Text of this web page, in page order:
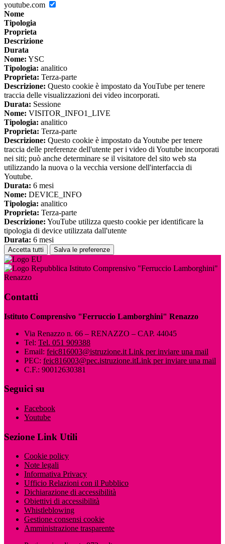
youtube.com
Nome
Tipologia
Proprieta
Descrizione
Durata
Nome: YSC
Tipologia: analitico
Proprieta: Terza-parte
Descrizione: Questo cookie è impostato da YouTube per tenere
traccia delle visualizzazioni dei video incorporati.
Durata: Sessione
Nome: VISITOR_INFO1_LIVE
Tipologia: analitico
Proprieta: Terza-parte
Descrizione: Questo cookie è impostato da Youtube per tenere
traccia delle preferenze dell'utente per i video di Youtube incorporati
nei siti; può anche determinare se il visitatore del sito web sta
utilizzando la nuova o la vecchia versione dell'interfaccia di
Youtube.
Durata: 6 mesi
Nome: DEVICE_INFO
Tipologia: analitico
Proprieta: Terza-parte
Descrizione: YouTube utilizza questo cookie per identificare la
tipologia di device utilizzata dall'utente
Durata: 6 mesi
Accetta tutti Salva le preferenze
Istituto Comprensivo "Ferruccio Lamborghini"
Renazzo
Contatti
Istituto Comprensivo "Ferruccio Lamborghini" Renazzo
Via Renazzo n. 66 – RENAZZO – CAP. 44045
Tel: Tel. 051 909388
Email: feic816003@istruzione.it Link per inviare una mail
PEC: feic816003@pec.istruzione.itLink per inviare una mail
C.F.: 90012630381
Seguici su
Facebook
Youtube
Sezione Link Utili
Cookie policy
Note legali
Informativa Privacy
Ufficio Relazioni con il Pubblico
Dichiarazione di accessibilità
Obiettivi di accessibilità
Whistleblowing
Gestione consensi cookie
Amministrazione trasparente